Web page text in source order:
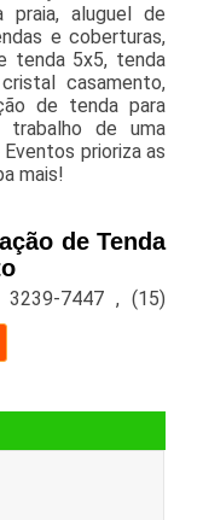
aluguel de
e coberturas,
tenda 5x5, tenda
casamento,
de tenda para
trabalho de uma
prioriza as
mais!
de Tenda
3239-7447 ,(15)